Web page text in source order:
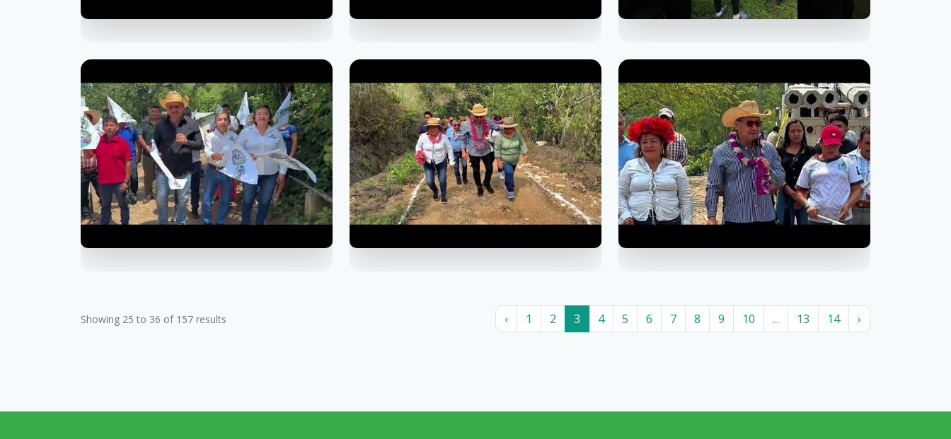
Showing 25 to 36 of 157 results ‹ 1 2 3 4 5 6 7 8 9 10 ... 13 14 ›